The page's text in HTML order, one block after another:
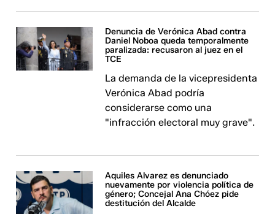
Denuncia de Verónica Abad contra
Daniel Noboa queda temporalmente
paralizada: recusaron al juez en el
TCE
La demanda de la vicepresidenta
Verónica Abad podría
considerarse como una
"infracción electoral muy grave".
Aquiles Alvarez es denunciado
nuevamente por violencia política de
género; Concejal Ana Chóez pide
destitución del Alcalde